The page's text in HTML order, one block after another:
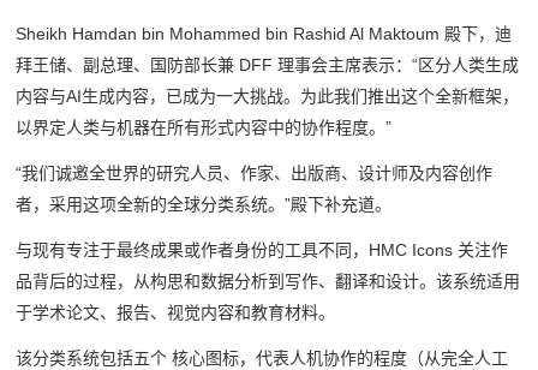
Sheikh Hamdan bin Mohammed bin Rashid Al Maktoum 殿下，迪
拜王储、副总理、国防部长兼 DFF 理事会主席表示：“区分人类生成
内容与AI生成内容，已成为一大挑战。为此我们推出这个全新框架，
以界定人类与机器在所有形式内容中的协作程度。”
“我们诚邀全世界的研究人员、作家、出版商、设计师及内容创作
者，采用这项全新的全球分类系统。”殿下补充道。
与现有专注于最终成果或作者身份的工具不同，HMC Icons 关注作
品背后的过程，从构思和数据分析到写作、翻译和设计。该系统适用
于学术论文、报告、视觉内容和教育材料。
该分类系统包括五个 核心图标，代表人机协作的程度（从完全人工